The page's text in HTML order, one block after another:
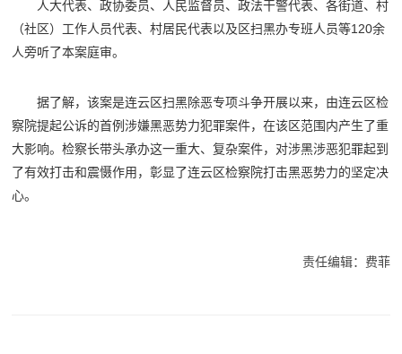
人大代表、政协委员、人民监督员、政法干警代表、各街道、村
（社区）工作人员代表、村居民代表以及区扫黑办专班人员等120余
人旁听了本案庭审。
据了解，该案是连云区扫黑除恶专项斗争开展以来，由连云区检
察院提起公诉的首例涉嫌黑恶势力犯罪案件，在该区范围内产生了重
大影响。检察长带头承办这一重大、复杂案件，对涉黑涉恶犯罪起到
了有效打击和震慑作用，彰显了连云区检察院打击黑恶势力的坚定决
心。
责任编辑：费菲